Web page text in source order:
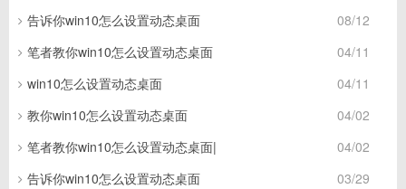
08/12
告诉你win10怎么设置动态桌面
04/11
笔者教你win10怎么设置动态桌面
04/11
win10怎么设置动态桌面
04/02
教你win10怎么设置动态桌面
04/02
笔者教你win10怎么设置动态桌面|
03/29
告诉你win10怎么设置动态桌面